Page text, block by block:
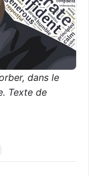
dans le
Texte de